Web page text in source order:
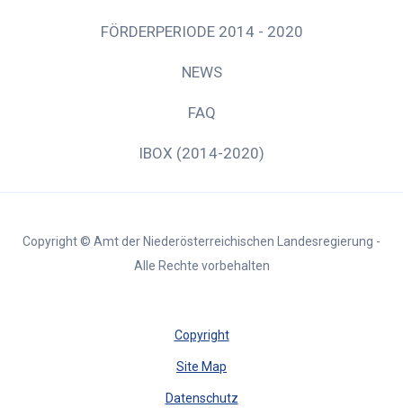
FÖRDERPERIODE 2014 - 2020
NEWS
FAQ
IBOX (2014-2020)
Copyright © Amt der Niederösterreichischen Landesregierung -
Alle Rechte vorbehalten
Copyright
Site Map
Datenschutz